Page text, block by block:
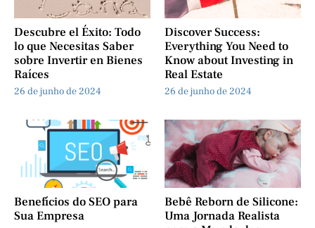
Descubre el Éxito: Todo
lo que Necesitas Saber
sobre Invertir en Bienes
Raíces
26 de junho de 2024
Discover Success:
Everything You Need to
Know about Investing in
Real Estate
26 de junho de 2024
Benefícios do SEO para
Sua Empresa
Bebê Reborn de Silicone:
Uma Jornada Realista